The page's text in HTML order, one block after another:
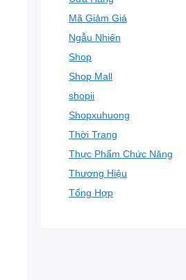
Mã Giảm Giá
Ngẫu Nhiên
Shop
Shop Mall
shopii
Shopxuhuong
Thời Trang
Thực Phẩm Chức Năng
Thương Hiệu
Tổng Hợp